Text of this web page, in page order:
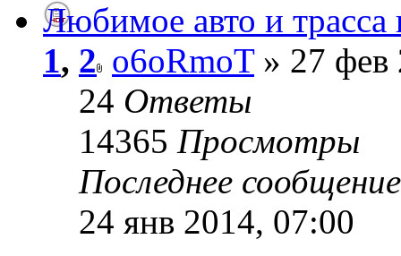
Любимое авто и трасса
1, 2 o6oRmoT» 27 фев
24 Ответы
14365 Просмотры
Последнее
24 янв 2014, 07:00